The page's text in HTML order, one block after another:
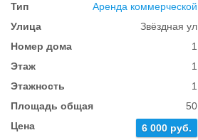
Тип
Аренда коммерческой
Улица
Звёздная ул
Номер дома
1
Этаж
1
Этажность
1
Площадь общая
50
Цена
6 000 руб.